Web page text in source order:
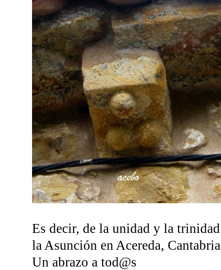
Es decir, de la unidad y la
la Asunción en Acereda,
Un abrazo a tod@s